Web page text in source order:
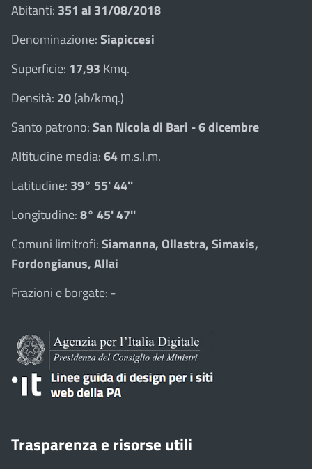
Abitanti: 351 al 31/08/2018
Denominazione:Siapiccesi
Superficie: 17,93 Kmq.
Densità: 20(ab/kmq.)
Santo patrono:San Nicola di Bari - 6 dicembre
Altitudine media:64m.s.l.m.
Latitudine: 39° 55' 44''
Longitudine:8° 45' 47''
Comuni limitrofi:Siamanna, Ollastra, Simaxis,
Fordongianus, Allai
Frazioni e borgate: -
Trasparenza e risorse utili